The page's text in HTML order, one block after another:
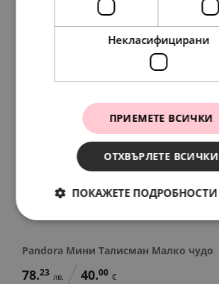
Pandora Мини Талисман Малко чудо
78.23 лв. 40.00 €
Некласифицирани
ПРИЕМЕТЕ ВСИЧКИ
ОТХВЪРЛЕТЕ ВСИЧКИ
ПОКАЖЕТЕ ПОДРОБНОСТИ